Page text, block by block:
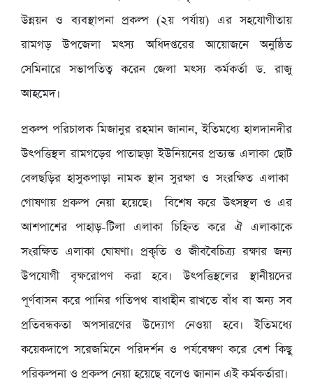
উন্নয়ন ও ব্যবস্থাপনা প্রকল্প (২য় পর্যায়) এর সহযোগীতায়
রামগড় উপজেলা মৎস্য অধিদপ্তরের আয়োজনে অনুষ্ঠিত
সেমিনারে সভাপতিত্ব করেন জেলা মৎস্য কর্মকর্তা ড. রাজু
আহমেদ।
প্রকল্প পরিচালক মিজানুর রহমান জানান, ইতিমধ্যে হালদানদীর
উৎপত্তিস্থল রামগড়ের পাতাছড়া ইউনিয়নের প্রত্যন্ত এলাকা ছোট
বেলছড়ির হাসুকপাড়া নামক স্থান সুরক্ষা ও সংরক্ষিত এলাকা
গোষণায় প্রকল্প নেয়া হয়েছে। বিশেষ করে উৎসস্থল ও এর
আশপাশের পাহাড়-টিলা এলাকা চিহ্নিত করে ঐ এলাকাকে
সংরক্ষিত এলাকা ঘোষণা। প্রকৃতি ও জীববৈচিত্র্য রক্ষার জন্য
উপযোগী বৃক্ষরোপণ করা হবে। উৎপত্তিস্থলের স্থানীয়দের
পূর্ণবাসন করে পানির গতিপথ বাধাহীন রাখতে বাঁধ বা অন্য সব
প্রতিবন্ধকতা অপসারণের উদ্যোগ নেওয়া হবে। ইতিমধ্যে
কয়েকদাপে সরেজমিনে পরিদর্শন ও পর্যবেক্ষণ করে বেশ কিছু
পরিকল্পনা ও প্রকল্প নেয়া হয়েছে বলেও জানান এই কর্মকর্তারা।